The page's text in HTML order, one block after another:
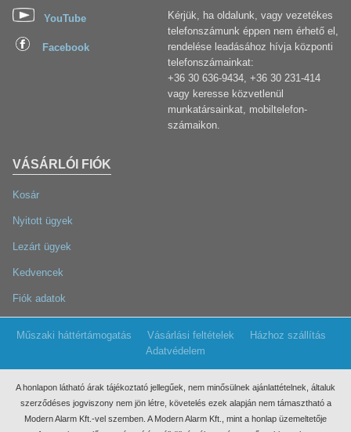
VÁSÁRLÓI FIÓK
Kosár
Nyitott ügyek
Lezárt ügyek
Kedvencek
Fiók adatok
YouTube
Facebook
Kérjük, ha oldalunk, vagy vezetékes
telefonszámunk éppen nem érhető el,
rendelése leadásához hívja központi
telefonszámainkat:
+36 30 636-9434, +36 30 231-414
vagy keresse közvetlenül
munkatársainkat, mobiltelefon-
számaikon.
Műszaki háttértámogatás Vásárlási feltételek
Házhoz szállítás
Adatvédelem
A honlapon látható árak tájékoztató jellegűek, nem minősülnek ajánlattételnek, általuk
szerződéses jogviszony nem jön létre, követelés ezek alapján nem támasztható a
Modern Alarm Kft.-vel szemben. A Modern Alarm Kft., mint a honlap üzemeltetője